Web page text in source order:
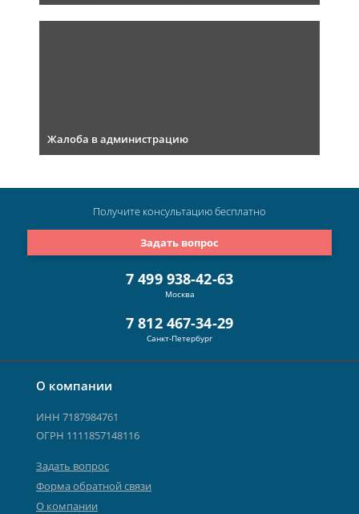
Жалоба в администрацию
О компании
ИНН 7187984761
ОГРН 1111857148116
Задать вопрос
Форма обратной связи
О компании
7 499 938-42-63
Москва
7 812 467-34-29
Санкт-Петербург
Задать вопрос
Получите консультациюбесплатно